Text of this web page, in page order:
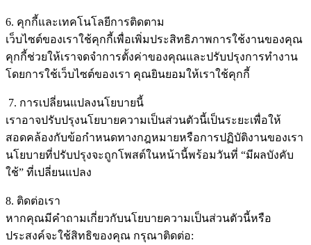
6. คุกกี้และเทคโนโลยีการติดตาม
เว็บไซต์ของเราใช้คุกกี้เพื่อเพิ่มประสิทธิภาพการใช้งานของคุณ
คุกกี้ช่วยให้เราจดจำการตั้งค่าของคุณและปรับปรุงการทำงาน
โดยการใช้เว็บไซต์ของเรา คุณยินยอมให้เราใช้คุกกี้
7. การเปลี่ยนแปลงนโยบายนี้
เราอาจปรับปรุงนโยบายความเป็นส่วนตัวนี้เป็นระยะเพื่อให้
สอดคล้องกับข้อกำหนดทางกฎหมายหรือการปฏิบัติงานของเรา
นโยบายที่ปรับปรุงจะถูกโพสต์ในหน้านี้พร้อมวันที่ “มีผลบังคับ
ใช้” ที่เปลี่ยนแปลง
8. ติดต่อเรา
หากคุณมีคำถามเกี่ยวกับนโยบายความเป็นส่วนตัวนี้หรือ
ประสงค์จะใช้สิทธิของคุณ กรุณาติดต่อ: